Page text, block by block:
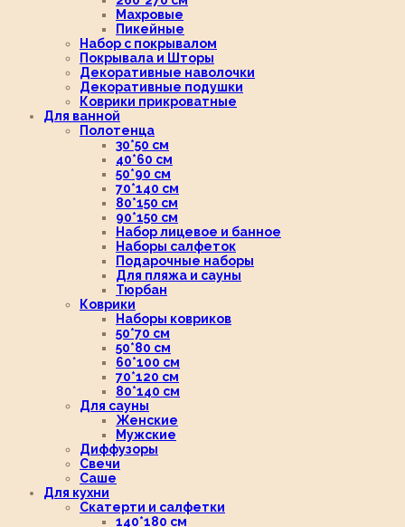
Махровые
Пикейные
Набор с покрывалом
Покрывала и Шторы
Декоративные наволочки
Декоративные подушки
Коврики прикроватные
Для ванной
Полотенца
30*50 см
40*60 см
50*90 см
70*140 см
80*150 см
90*150 см
Набор лицевое и банное
Наборы салфеток
Подарочные наборы
Для пляжа и сауны
Тюрбан
Коврики
Наборы ковриков
50*70 см
50*80 см
60*100 см
70*120 см
80*140 см
Для сауны
Женские
Мужские
Диффузоры
Свечи
Саше
Для кухни
Скатерти и салфетки
140*180 см